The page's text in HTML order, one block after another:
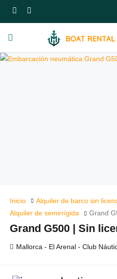
Inicio
Alquiler de barco sin
Alquiler de semirrígida
Grand
Grand G500 | Sin
Mallorca - El Arenal - Club